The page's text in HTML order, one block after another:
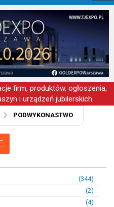
firm, produktów, ogłoszenia,
i urządzeń jubilerskich.
PODWYKONASTWO
(344)
(2)
(4)